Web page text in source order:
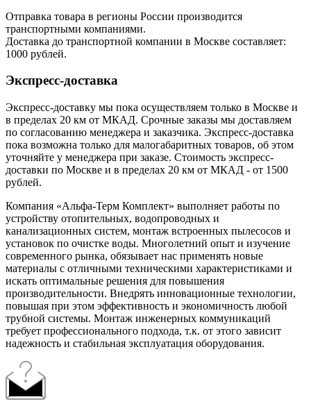
Отправка товара в регионы России производится
транспортными компаниями.
Доставка до транспортной компании в Москве составляет:
1000 рублей.
Экспресс-доставка
Экспресс-доставку мы пока осуществляем только в Москве и
в пределах 20 км от МКАД. Срочные заказы мы доставляем
по согласованию менеджера и заказчика. Экспресс-доставка
пока возможна только для малогабаритных товаров, об этом
уточняйте у менеджера при заказе. Стоимость экспресс-
доставки по Москве и в пределах 20 км от МКАД - от 1500
рублей.
Компания «Альфа-Терм Комплект» выполняет работы по
устройству отопительных, водопроводных и
канализационных систем, монтаж встроенных пылесосов и
установок по очистке воды. Многолетний опыт и изучение
современного рынка, обязывает нас применять новые
материалы с отличными техническими характеристиками и
искать оптимальные решения для повышения
производительности. Внедрять инновационные технологии,
повышая при этом эффективность и экономичность любой
трубной системы. Монтаж инженерных коммуникаций
требует профессионального подхода, т.к. от этого зависит
надежность и стабильная эксплуатация оборудования.